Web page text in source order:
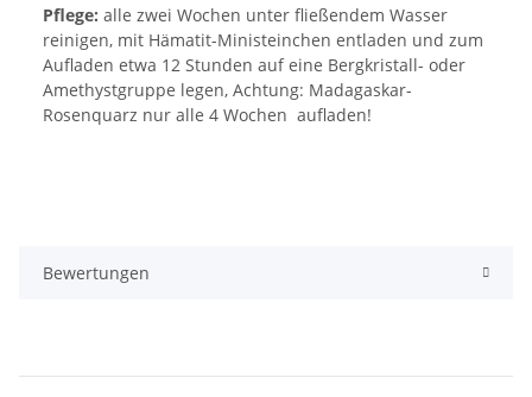
Pflege: alle zwei Wochen unter fließendem Wasser
reinigen, mit Hämatit-Ministeinchen entladen und zum
Aufladen etwa 12 Stunden auf eine Bergkristall- oder
Amethystgruppe legen, Achtung: Madagaskar-
Rosenquarz nur alle 4 Wochen aufladen!
Bewertungen